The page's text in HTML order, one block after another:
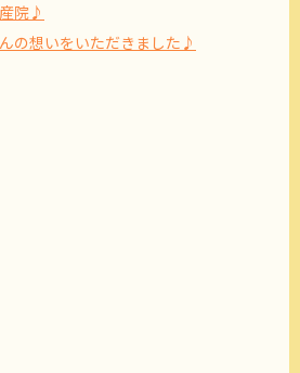
院♪
の想いをいただきました♪